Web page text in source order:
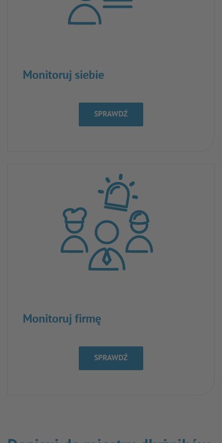
Monitoruj siebie
SPRAWDŹ
Monitoruj firmę
SPRAWDŹ